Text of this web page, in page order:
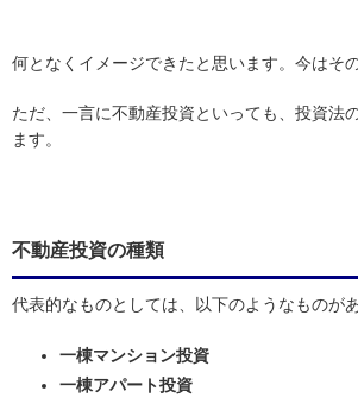
何となくイメージできたと思います。今はそ
ただ、一言に不動産投資といっても、投資法
ます。
不動産投資の種類
代表的なものとしては、以下のようなものがあ
一棟マンション投資
一棟アパート投資